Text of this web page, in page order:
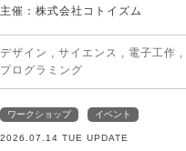
主催：株式会社コトイズム
デザイン サイエンス 電子工作
プログラミング
ワークショップ イベント
2026.07.14 TUE UPDATE